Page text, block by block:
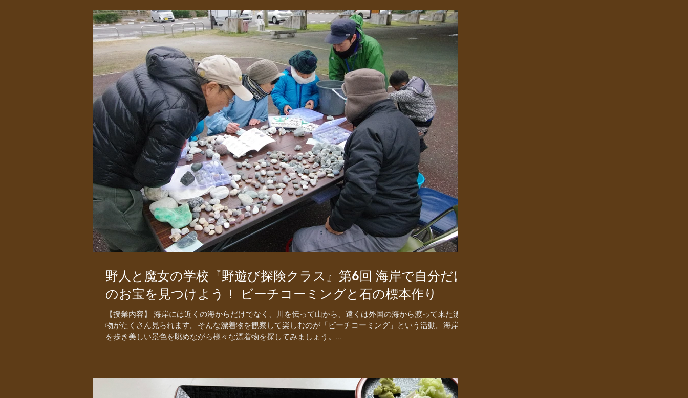
野人と魔女の学校『野遊び探険クラス』第6回 海岸で自分だけ
のお宝を見つけよう！ ビーチコーミングと石の標本作り
【授業内容】 海岸には近くの海からだけでなく、川を伝って山から、遠くは外国の海から渡って来た漂着
物がたくさん見られます。そんな漂着物を観察して楽しむのが「ビーチコーミング」という活動。海岸線
を歩き美しい景色を眺めながら様々な漂着物を探してみましょう。...